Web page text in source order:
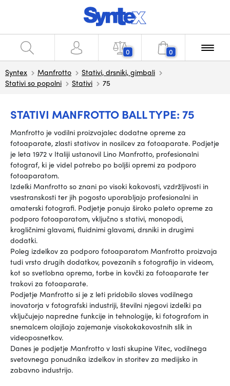
0 0
Syntex Manfrotto
Stativi, drsniki, gimbali
Stativi so popolni
Stativi 75
STATIVI MANFROTTO BALL TYPE: 75
Manfrotto je vodilni proizvajalec dodatne opreme za
fotoaparate, zlasti stativov in nosilcev za fotoaparate. Podjetje
je leta 1972 v Italiji ustanovil Lino Manfrotto, profesionalni
fotograf, ki je videl potrebo po boljši opremi za podporo
fotoaparatom.
Izdelki Manfrotto so znani po visoki kakovosti, vzdržljivosti in
vsestranskosti ter jih pogosto uporabljajo profesionalni in
amaterski fotografi. Podjetje ponuja široko paleto opreme za
podporo fotoaparatom, vključno s stativi, monopodi,
krogličnimi glavami, fluidnimi glavami, drsniki in drugimi
dodatki.
Poleg izdelkov za podporo fotoaparatom Manfrotto proizvaja
tudi vrsto drugih dodatkov, povezanih s fotografijo in videom,
kot so svetlobna oprema, torbe in kovčki za fotoaparate ter
trakovi za fotoaparate.
Podjetje Manfrotto si je z leti pridobilo sloves vodilnega
inovatorja v fotografski industriji, številni njegovi izdelki pa
vključujejo napredne funkcije in tehnologije, ki fotografom in
snemalcem olajšajo zajemanje visokokakovostnih slik in
videoposnetkov.
Danes je podjetje Manfrotto v lasti skupine Vitec, vodilnega
svetovnega ponudnika izdelkov in storitev za medijsko in
zabavno industrijo.